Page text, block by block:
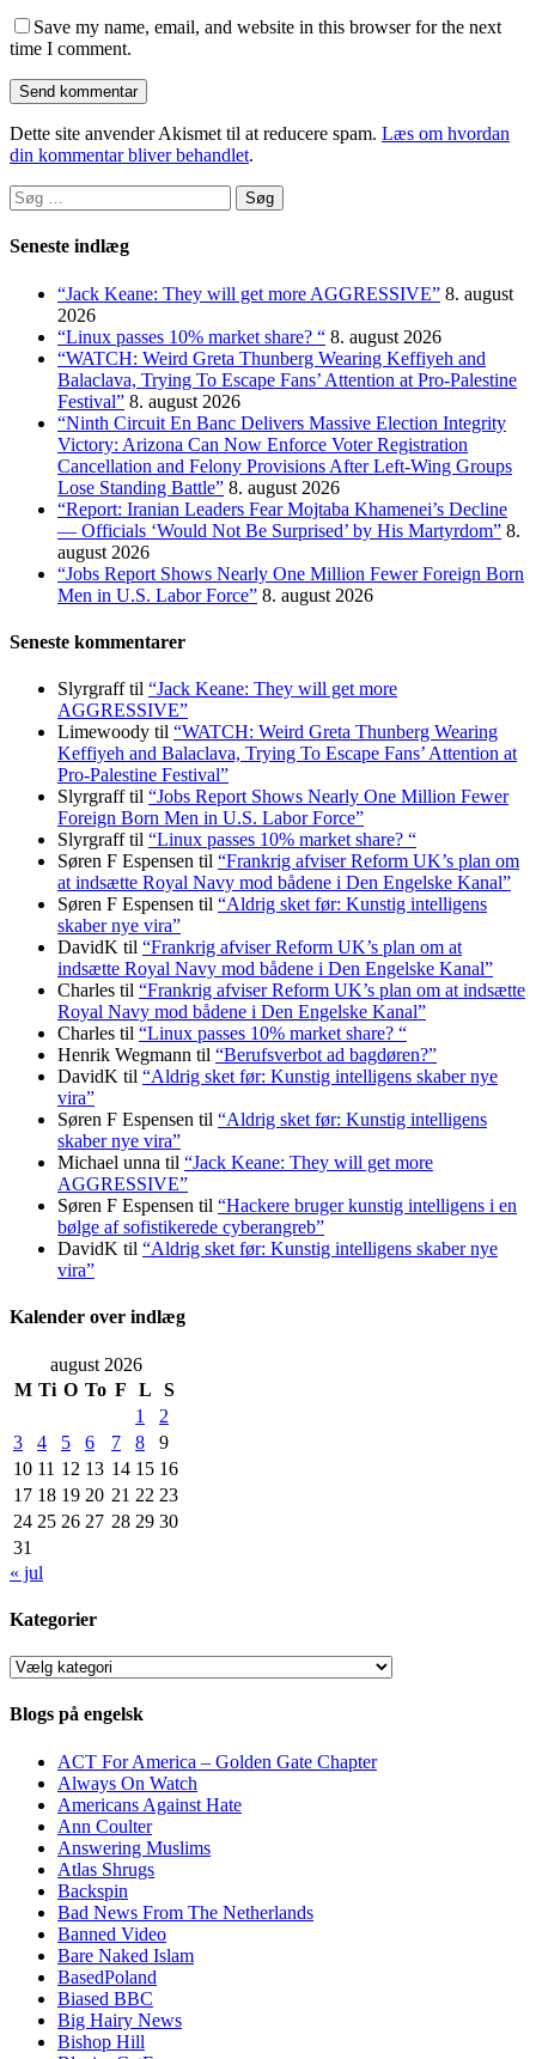
Save my name, email, and website in this browser for the next
time I comment.
Dette site anvender Akismet til at reducere spam. Læs om hvordan
din kommentar bliver behandlet.
Søg
efter:
Seneste indlæg
“Jack Keane: They will get more AGGRESSIVE” 8. august
2026
“Linux passes 10% market share? “ 8. august 2026
“WATCH: Weird Greta Thunberg Wearing Keffiyeh and
Balaclava, Trying To Escape Fans’ Attention at Pro-Palestine
Festival” 8. august 2026
“Ninth Circuit En Banc Delivers Massive Election Integrity
Victory: Arizona Can Now Enforce Voter Registration
Cancellation and Felony Provisions After Left-Wing Groups
Lose Standing Battle” 8. august 2026
“Report: Iranian Leaders Fear Mojtaba Khamenei’s Decline
— Officials ‘Would Not Be Surprised’ by His Martyrdom” 8.
august 2026
“Jobs Report Shows Nearly One Million Fewer Foreign Born
Men in U.S. Labor Force” 8. august 2026
Seneste kommentarer
Slyrgrafftil “Jack Keane: They will get more
AGGRESSIVE”
Limewoody til “WATCH: Weird Greta Thunberg Wearing
Keffiyeh and Balaclava, Trying To Escape Fans’ Attention at
Pro-Palestine Festival”
Slyrgrafftil “Jobs Report Shows Nearly One Million Fewer
Foreign Born Men in U.S. Labor Force”
Slyrgrafftil “Linux passes 10% market share? “
Søren F Espensen til “Frankrig afviser Reform UK’s plan om
at indsætte Royal Navy mod bådene i Den Engelske Kanal”
Søren F Espensen til “Aldrig sket før: Kunstig intelligens
skaber nye vira”
DavidK til “Frankrig afviser Reform UK’s plan om at
indsætte Royal Navy mod bådene i Den Engelske Kanal”
Charles til “Frankrig afviser Reform UK’s plan om at indsætte
Royal Navy mod bådene i Den Engelske Kanal”
Charles til “Linux passes 10% market share? “
Henrik Wegmann til “Berufsverbot ad bagdøren?”
DavidK til “Aldrig sket før: Kunstig intelligens skaber nye
vira”
Søren F Espensen til “Aldrig sket før: Kunstig intelligens
skaber nye vira”
Michael unna til “Jack Keane: They will get more
AGGRESSIVE”
Søren F Espensen til “Hackere bruger kunstig intelligens i en
bølge af sofistikerede cyberangreb”
DavidK til “Aldrig sket før: Kunstig intelligens skaber nye
vira”
Kalender over indlæg
august 2026
M Ti O To F L
S
1
2
3
4 5 6 7 8
9
10 11 12 13 14 15 16
17 18 19 20 21 22 23
24 25 26 27 28 29 30
31
« jul
Kategorier
Kategorier
Blogs på engelsk
ACT For America – Golden Gate Chapter
Always On Watch
Americans Against Hate
Ann Coulter
Answering Muslims
Atlas Shrugs
Backspin
Bad News From The Netherlands
Banned Video
Bare Naked Islam
BasedPoland
Biased BBC
Big Hairy News
Bishop Hill